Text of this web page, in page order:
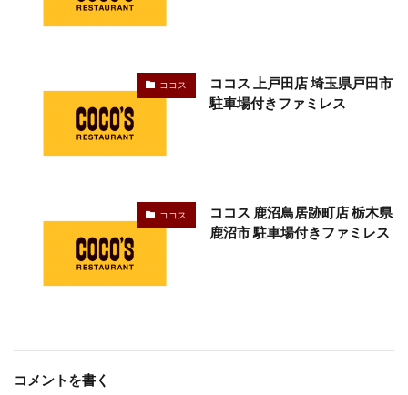
ココス
ココス 上戸田店 埼玉県戸田市
駐車場付きファミレス
ココス
ココス 鹿沼鳥居跡町店 栃木県
鹿沼市 駐車場付きファミレス
コメントを書く